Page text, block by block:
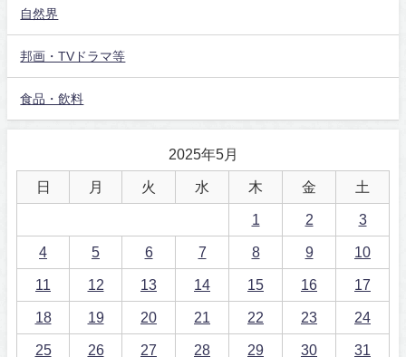
自然界
邦画・TVドラマ等
食品・飲料
2025年5月
日 月 火 水 木 金 土
1 2 3
4 5 6 7 8 9 10
11 12 13 14 15 16 17
18 19 20 21 22 23 24
25 26 27 28 29 30
31